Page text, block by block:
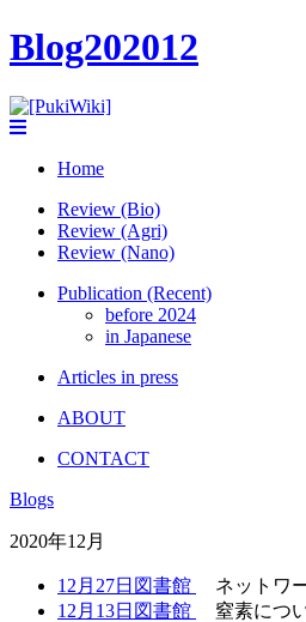
Blog202012
Home
Review (Bio)
Review (Agri)
Review (Nano)
Publication (Recent)
before 2024
in Japanese
Articles in press
ABOUT
CONTACT
Blogs
2020年12月
12月27日図書館
ネットワ
12月13日図書館
窒素につ